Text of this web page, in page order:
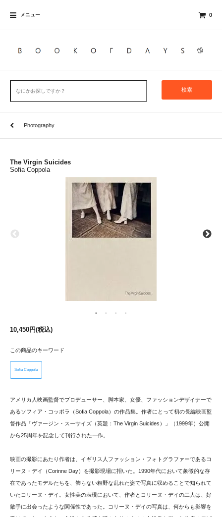
メニュー 0
検索
Photography
The Virgin Suicides
Sofia Coppola
10,450円(税込)
この商品のキーワード
Sofia Coppola
アメリカ人映画監督でプロデューサー、脚本家、女優、ファッションデザイナーで
あるソフィア・コッポラ（Sofia Coppola）の作品集。作者にとって初の長編映画監
督作品「ヴァージン・スーサイズ（英題：The Virgin Suicides）」（1999年）公開
から25周年を記念して刊行された一作。
映画の撮影にあたり作者は、イギリス人ファッション・フォトグラファーであるコ
リーヌ・デイ（Corinne Day）を撮影現場に招いた。1990年代において象徴的な存
在であったモデルたちを、飾らない粗野な乱れた姿で写真に収めることで知られて
いたコリーヌ・デイ。女性美の表現において、作者とコリーヌ・デイの二人は、好
敵手に出会ったような関係性であった。コリーヌ・デイの写真は、何からも影響を